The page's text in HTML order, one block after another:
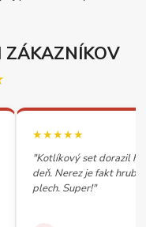
ZÁKAZNÍKOV
★★★★★
"Kotlíkový set dorazil
deň. Nerez je fakt
plech. Super!"